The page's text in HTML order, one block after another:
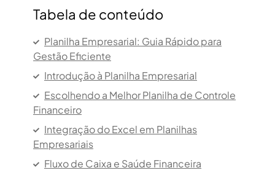
Tabela de conteúdo
Planilha Empresarial: Guia Rápido para
Gestão Eficiente
Introdução à Planilha Empresarial
Escolhendo a Melhor Planilha de Controle
Financeiro
Integração do Excel em Planilhas
Empresariais
Fluxo de Caixa e Saúde Financeira